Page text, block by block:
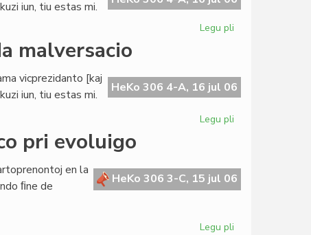
iun, tiu estas mi.
Legu pli
pri
milda
malversacio
HeKo 306 4-A, 16 jul 06
vicprezidanto [kaj
iun, tiu estas mi.
Legu pli
pri
milda
pri evoluigo
HeKo 306 3-C, 15 jul 06
en la
ﬁne de
Legu pli